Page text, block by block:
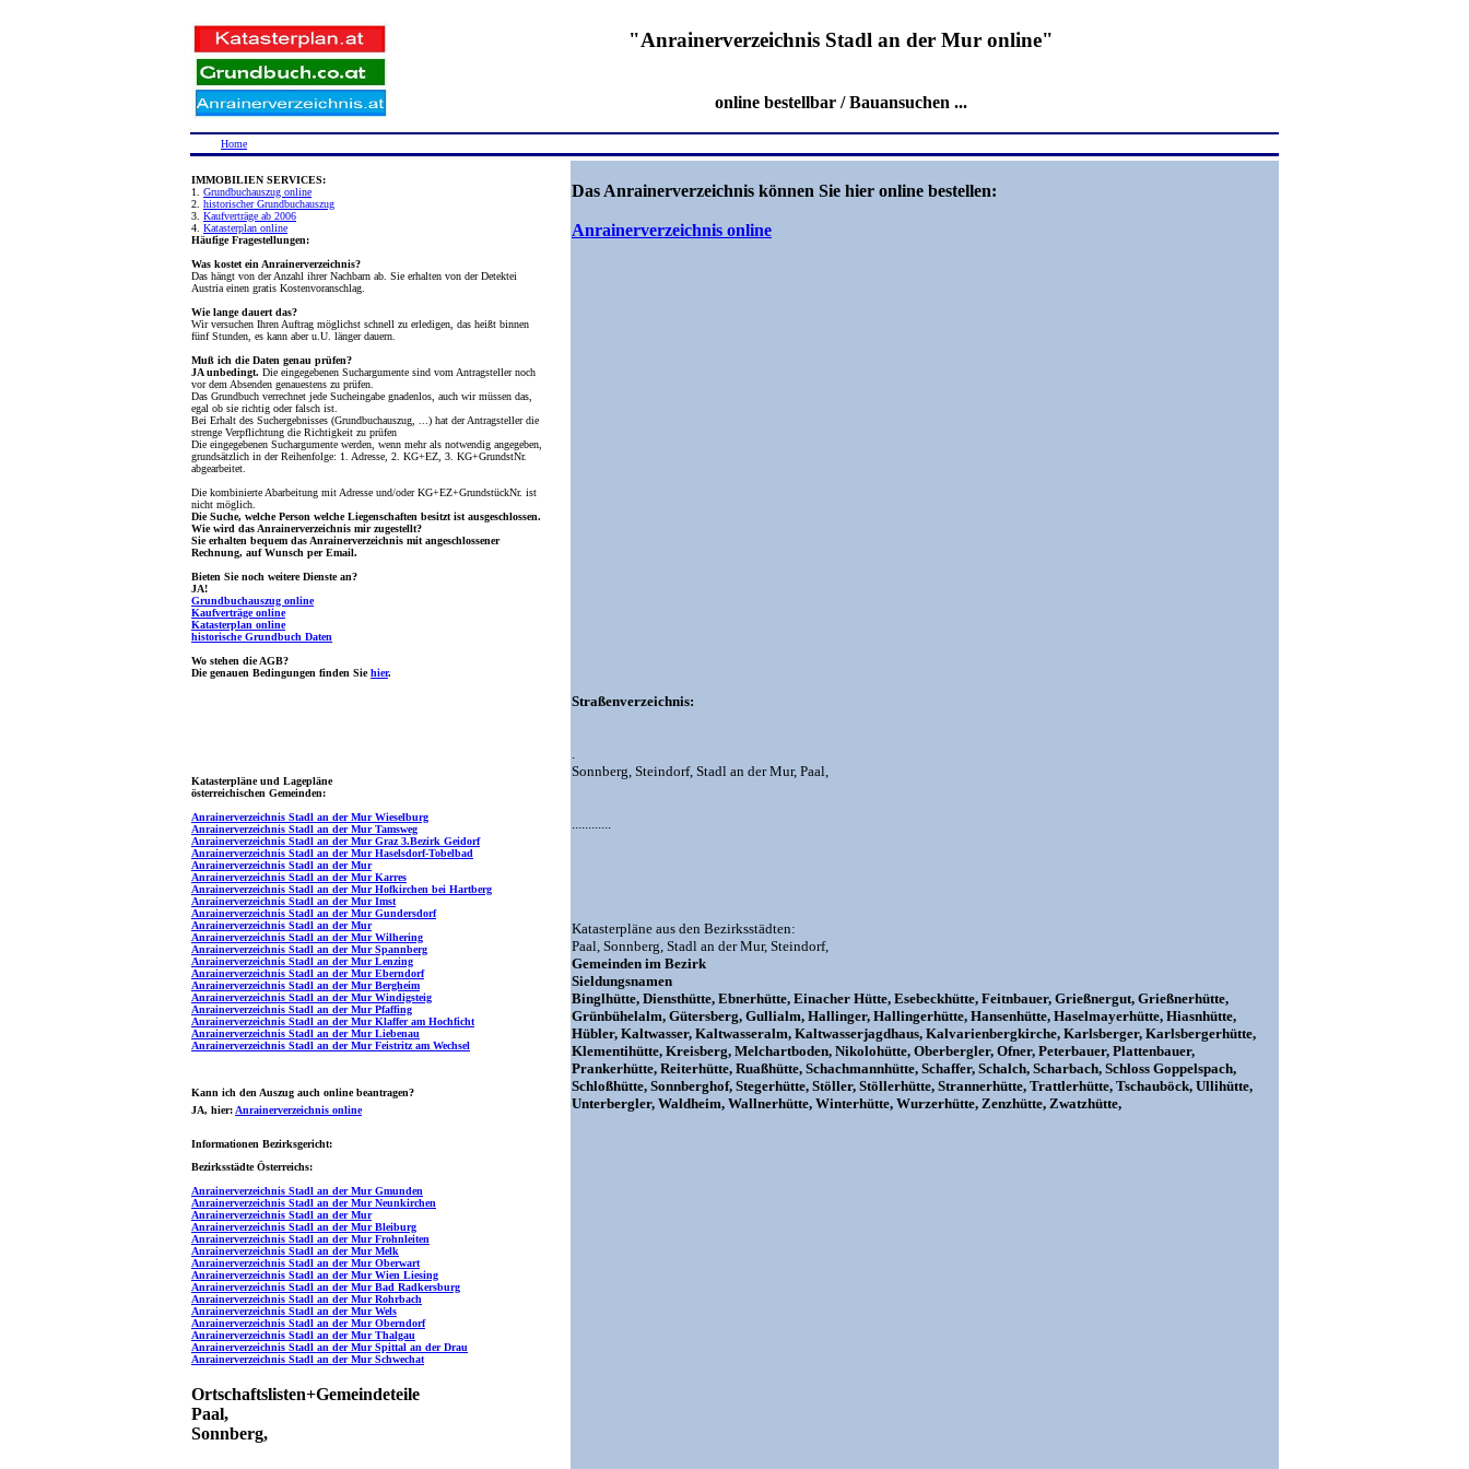
"Anrainerverzeichnis Stadl an der Mur online"
online bestellbar / Bauansuchen ...
Home
IMMOBILIEN SERVICES:
1. Grundbuchauszug online
2. historischer Grundbuchauszug
3. Kaufverträge ab 2006
4. Katasterplan online
Häufige Fragestellungen:
Was kostet ein Anrainerverzeichnis?
Das hängt von der Anzahl ihrer Nachbarn ab. Sie erhalten von der Detektei
Austria einen gratis Kostenvoranschlag.
Wie lange dauert das?
Wir versuchen Ihren Auftrag möglichst schnell zu erledigen, das heißt binnen
fünf Stunden, es kann aber u.U. länger dauern.
Muß ich die Daten genau prüfen?
JA unbedingt. Die eingegebenen Suchargumente sind vom Antragsteller noch
vor dem Absenden genauestens zu prüfen.
Das Grundbuch verrechnet jede Sucheingabe gnadenlos, auch wir müssen das,
egal ob sie richtig oder falsch ist.
Bei Erhalt des Suchergebnisses (Grundbuchauszug, ...) hat der Antragsteller die
strenge Verpflichtung die Richtigkeit zu prüfen
Die eingegebenen Suchargumente werden, wenn mehr als notwendig angegeben,
grundsätzlich in der Reihenfolge: 1. Adresse, 2. KG+EZ, 3. KG+GrundstNr.
abgearbeitet.
Die kombinierte Abarbeitung mit Adresse und/oder KG+EZ+GrundstückNr. ist
nicht möglich.
Die Suche, welche Person welche Liegenschaften besitzt ist ausgeschlossen.
Wie wird das Anrainerverzeichnis mir zugestellt?
Sie erhalten bequem das Anrainerverzeichnis mit angeschlossener
Rechnung, auf Wunsch per Email.
Bieten Sie noch weitere Dienste an?
JA!
Grundbuchauszug online
Kaufverträge online
Katasterplan online
historische Grundbuch Daten
Wo stehen die AGB?
Die genauen Bedingungen finden Siehier.
Katasterpläne und Lagepläne
österreichischen Gemeinden:
Anrainerverzeichnis Stadl an der Mur Wieselburg
Anrainerverzeichnis Stadl an der Mur Tamsweg
Anrainerverzeichnis Stadl an der Mur Graz 3.Bezirk Geidorf
Anrainerverzeichnis Stadl an der Mur Haselsdorf-Tobelbad
Anrainerverzeichnis Stadl an der Mur
Anrainerverzeichnis Stadl an der Mur Karres
Anrainerverzeichnis Stadl an der Mur Hofkirchen bei Hartberg
Anrainerverzeichnis Stadl an der Mur Imst
Anrainerverzeichnis Stadl an der Mur Gundersdorf
Anrainerverzeichnis Stadl an der Mur
Anrainerverzeichnis Stadl an der Mur Wilhering
Anrainerverzeichnis Stadl an der Mur Spannberg
Anrainerverzeichnis Stadl an der Mur Lenzing
Anrainerverzeichnis Stadl an der Mur Eberndorf
Anrainerverzeichnis Stadl an der Mur Bergheim
Anrainerverzeichnis Stadl an der Mur Windigsteig
Anrainerverzeichnis Stadl an der Mur Pfaffing
Anrainerverzeichnis Stadl an der Mur Klaffer am Hochficht
Anrainerverzeichnis Stadl an der Mur Liebenau
Anrainerverzeichnis Stadl an der Mur Feistritz am Wechsel
Kann ich den Auszug auch online beantragen?
JA, hier: Anrainerverzeichnis online
Informationen Bezirksgericht:
Bezirksstädte Österreichs:
Anrainerverzeichnis Stadl an der Mur Gmunden
Anrainerverzeichnis Stadl an der Mur Neunkirchen
Anrainerverzeichnis Stadl an der Mur
Anrainerverzeichnis Stadl an der Mur Bleiburg
Anrainerverzeichnis Stadl an der Mur Frohnleiten
Anrainerverzeichnis Stadl an der Mur Melk
Anrainerverzeichnis Stadl an der Mur Oberwart
Anrainerverzeichnis Stadl an der Mur Wien Liesing
Anrainerverzeichnis Stadl an der Mur Bad Radkersburg
Anrainerverzeichnis Stadl an der Mur Rohrbach
Anrainerverzeichnis Stadl an der Mur Wels
Anrainerverzeichnis Stadl an der Mur Oberndorf
Anrainerverzeichnis Stadl an der Mur Thalgau
Anrainerverzeichnis Stadl an der Mur Spittal an der Drau
Anrainerverzeichnis Stadl an der Mur Schwechat
Ortschaftslisten+Gemeindeteile
Paal,
Sonnberg,
Das Anrainerverzeichnis können Sie hier online bestellen:
Anrainerverzeichnis online
Straßenverzeichnis:
.
Sonnberg, Steindorf, Stadl an der Mur, Paal,
............
Katasterpläne aus den Bezirksstädten:
Paal, Sonnberg, Stadl an der Mur, Steindorf,
Gemeinden im Bezirk
Sieldungsnamen
Binglhütte, Diensthütte, Ebnerhütte, Einacher Hütte, Esebeckhütte, Feitnbauer, Grießnergut, Grießnerhütte,
Grünbühelalm, Gütersberg, Gullialm, Hallinger, Hallingerhütte, Hansenhütte, Haselmayerhütte, Hiasnhütte,
Hübler, Kaltwasser, Kaltwasseralm, Kaltwasserjagdhaus, Kalvarienbergkirche, Karlsberger, Karlsbergerhütte,
Klementihütte, Kreisberg, Melchartboden, Nikolohütte, Oberbergler, Ofner, Peterbauer, Plattenbauer,
Prankerhütte, Reiterhütte, Ruaßhütte, Schachmannhütte, Schaffer, Schalch, Scharbach, Schloss Goppelspach,
Schloßhütte, Sonnberghof, Stegerhütte, Stöller, Stöllerhütte, Strannerhütte, Trattlerhütte, Tschauböck, Ullihütte,
Unterbergler, Waldheim, Wallnerhütte, Winterhütte, Wurzerhütte, Zenzhütte, Zwatzhütte,